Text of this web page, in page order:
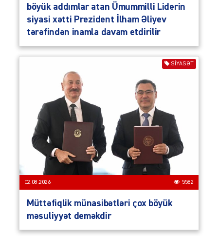
böyük addımlar atan Ümummilli Liderin
siyasi xətti Prezident İlham Əliyev
tərəfindən inamla davam etdirilir
SIYASƏT
02.08.2026 5582
Müttəfiqlik münasibətləri çox böyük
məsuliyyət deməkdir